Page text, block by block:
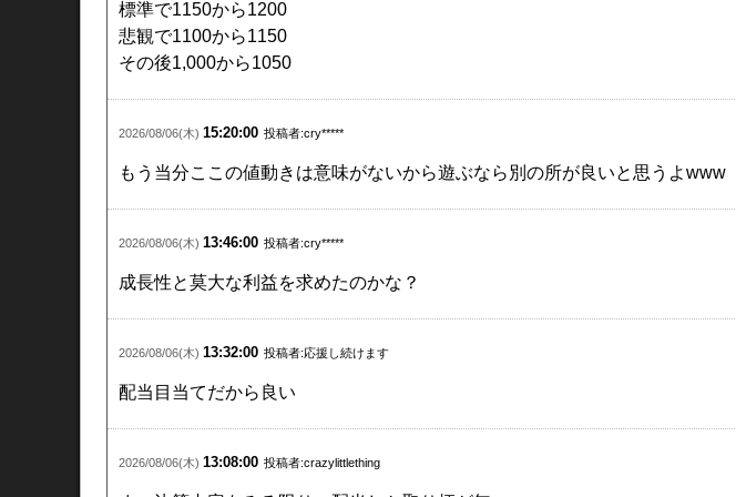
標準で1150から1200
悲観で1100から1150
その後1,000から1050
2026/08/06(木) 15:20:00 投稿者:cry*****
もう当分ここの値動きは意味がないから遊ぶなら別の所が良いと思うよwww
2026/08/06(木) 13:46:00 投稿者:cry*****
成長性と莫大な利益を求めたのかな？
2026/08/06(木) 13:32:00 投稿者:応援し続けます
配当目当てだから良い
2026/08/06(木) 13:08:00 投稿者:crazylittlething